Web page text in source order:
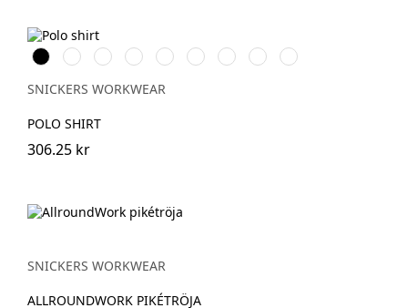
Svart Vit StålgråGrå
melerad
MarinblåKhakigrön
ChilirödIsgråÄkta
blå
SNICKERS WORKWEAR
POLO SHIRT
306.25 kr
SNICKERS WORKWEAR
ALLROUNDWORK PIKÉTRÖJA